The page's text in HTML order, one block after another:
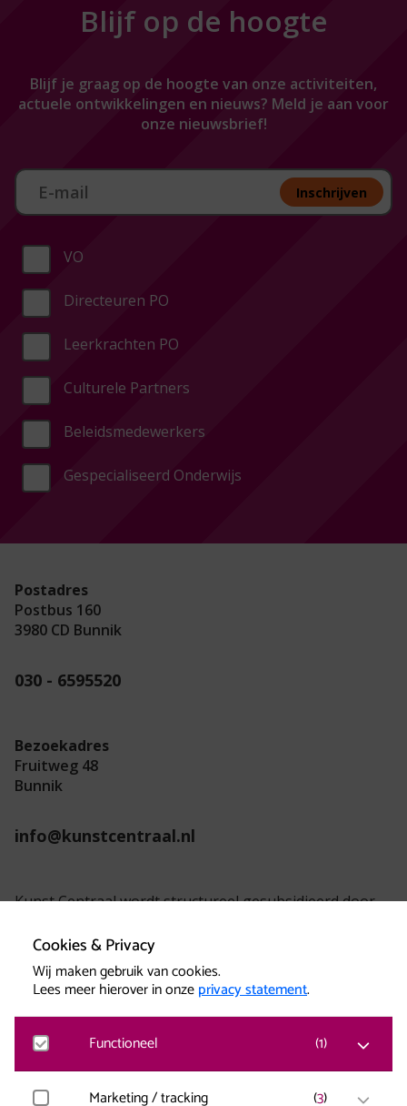
Cookies & Privacy
Wij maken gebruik van cookies.
Lees meer hierover in onzeprivacy statement.
Functioneel (1)
MatomoMarketing / tracking (3)
Blijf op de hoogte
Blijf je graag op de hoogte van onze activiteiten,
actuele ontwikkelingen en nieuws? Meld je aan voor
onze nieuwsbrief!
Aan melden nieuwsbrief Inschrijven
VO
Directeuren PO
Leerkrachten PO
Culturele Partners
Beleidsmedewerkers
Gespecialiseerd Onderwijs
Postadres
Postbus 160
3980 CD Bunnik
030 - 6595520
Bezoekadres
Fruitweg 48
Bunnik
info@kunstcentraal.nl
Kunst Centraal wordt structureel gesubsidieerd door
Kunst Centraal versterkt creatieve kracht.